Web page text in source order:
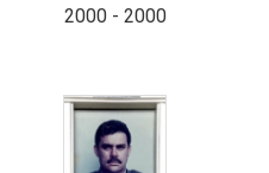
2000 - 2000